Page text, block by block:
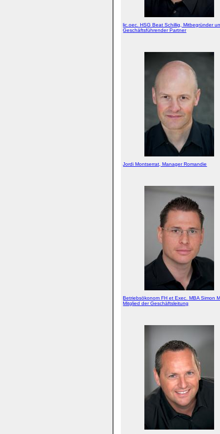
lic.oec. HSG Beat Schillig, Mitbegründer
Geschäftsführender Partner
Jordi Montserrat, Manager Romandie
Betriebsökonom FH et Exec. MBA Simon
Mitglied der Geschäftsleitung